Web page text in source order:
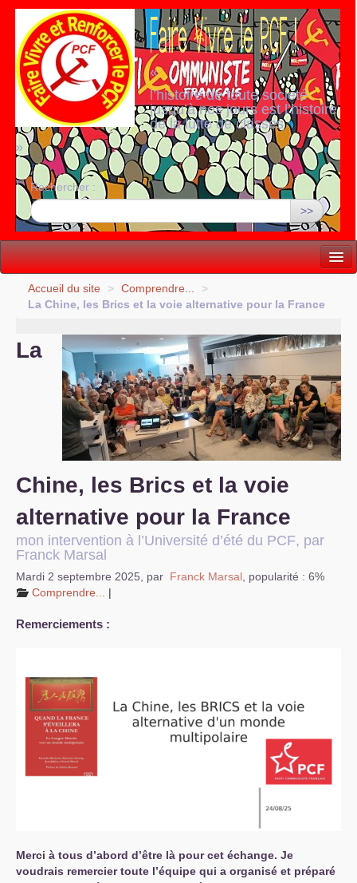
«
l’histoire de toute société
jusqu’à nos jours est l’histoire
de la lutte de classes
»
Rechercher :
>>
Vie politique
Internationale
S’organiser
Comprendre...
Accueil du site > Comprendre...
>
La Chine, les Brics et la voie alternative pour la France
La
Chine, les Brics et la voie
alternative pour la France
mon intervention à l’Université d’été du PCF, par
Franck Marsal
Mardi 2 septembre 2025 par Franck Marsal popularité : 6%
Comprendre...
|
Remerciements :
Merci à tous d’abord d’être là pour cet échange. Je
voudrais remercier toute l’équipe qui a organisé et préparé